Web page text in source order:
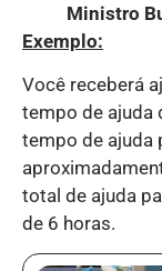
Ministro
Exemplo:
Você receberá
tempo de ajuda
tempo de ajuda
total de ajuda
de 6 horas.